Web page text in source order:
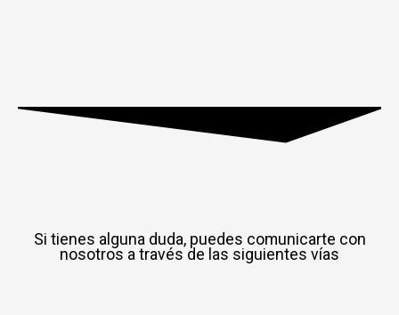
Si tienes alguna duda, puedes comunicarte con
nosotros a través de las siguientes vías